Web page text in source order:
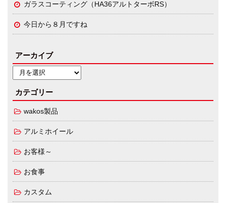
ガラスコーティング（HA36アルトターボRS）
今日から８月ですね
アーカイブ
カテゴリー
wakos製品
アルミホイール
お客様～
お食事
カスタム